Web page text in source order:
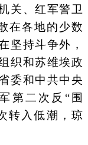
关、红军警卫
在各地的少数
坚持斗争外，
织和苏维埃政
委和中共中央
第二次反“围
转入低潮，琼